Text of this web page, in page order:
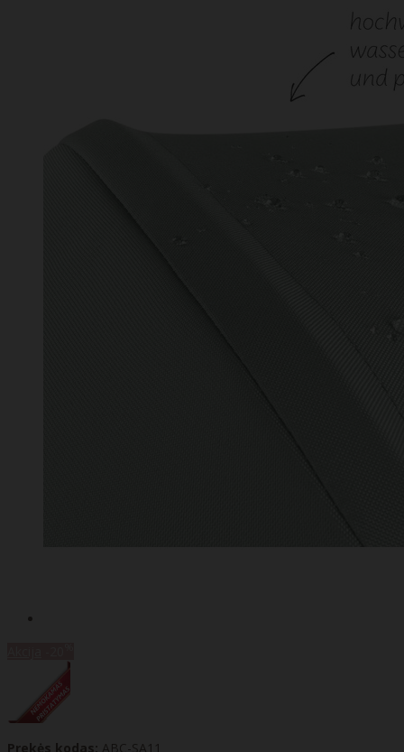
Prekės kodas: ABC-SA11